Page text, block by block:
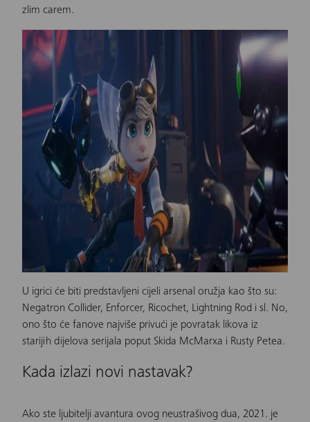
zlim carem.
U igrici će biti predstavljeni cijeli arsenal oružja kao što su:
Negatron Collider, Enforcer, Ricochet, Lightning Rod i sl. No,
ono što će fanove najviše privući je povratak likova iz
starijih dijelova serijala poput Skida McMarxa i Rusty Petea.
Kada izlazi novi nastavak?
Ako ste ljubitelji avantura ovog neustrašivog dua, 2021. je